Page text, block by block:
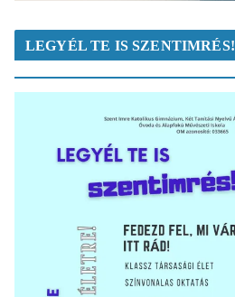
LEGYÉL TE IS SZENTIMRÉS!